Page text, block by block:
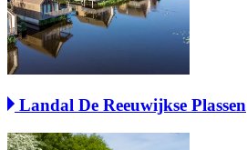
Landal De Reeuwijkse Plassen